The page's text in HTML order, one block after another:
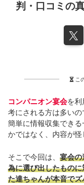
判・口コミの
こ
コンパニオン宴会を利
考にされる方は多いの
簡単に情報収集でき
かではなく、内容が怪
そこで今回は、 宴会の
為に選び出したもの
た達ちゃんが本音で